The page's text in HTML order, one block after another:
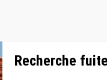
Recherche